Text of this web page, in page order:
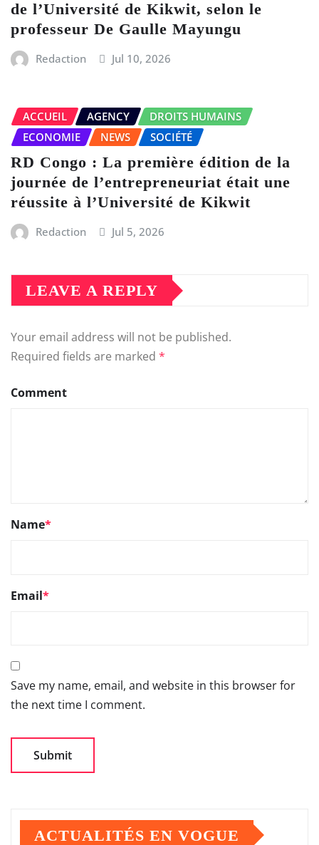
de l’Université de Kikwit, selon le
professeur De Gaulle Mayungu
Redaction Jul 10, 2026
ACCUEIL AGENCY
DROITS HUMAINS
ECONOMIE
NEWS SOCIÉTÉ
RD Congo : La première édition de la
journée de l’entrepreneuriat était une
réussite à l’Université de Kikwit
Redaction Jul 5, 2026
LEAVE A REPLY
Your email address will not be published.
Required fields are marked *
Comment
Name*
Email*
Save my name, email, and website in this browser for
the next time I comment.
ACTUALITÉS EN VOGUE